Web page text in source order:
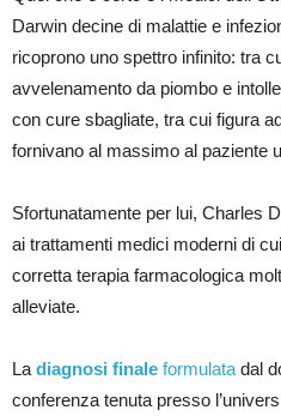
Darwin decine di malattie e
ricoprono uno spettro infinito: tra
avvelenamento da piombo e
con cure sbagliate, tra cui figura
fornivano al massimo al paziente
Sfortunatamente per lui, Charles
ai trattamenti medici moderni di
corretta terapia farmacologica
alleviate.
La diagnosi finale formulata dal
conferenza tenuta presso